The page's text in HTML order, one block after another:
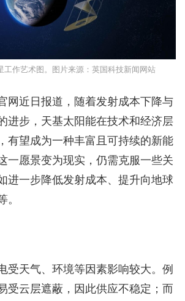
工作艺术图。图片来源：英国科技新闻网站
网近日报道，随着发射成本下降与
进步，天基太阳能在技术和经济层
有望成为一种丰富且可持续的新能
一愿景变为现实，仍需克服一些关
进一步降低发射成本、提升向地球
。
受天气、环境等因素影响较大。例
受云层遮蔽，因此供应不稳定；而